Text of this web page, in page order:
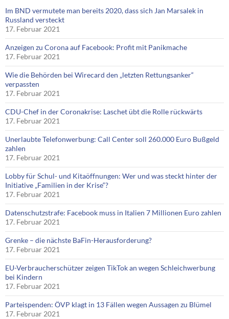
Im BND vermutete man bereits 2020, dass sich Jan Marsalek in
Russland versteckt
17. Februar 2021
Anzeigen zu Corona auf Facebook: Profit mit Panikmache
17. Februar 2021
Wie die Behörden bei Wirecard den „letzten Rettungsanker“
verpassten
17. Februar 2021
CDU-Chef in der Coronakrise: Laschet übt die Rolle rückwärts
17. Februar 2021
Unerlaubte Telefonwerbung: Call Center soll 260.000 Euro Bußgeld
zahlen
17. Februar 2021
Lobby für Schul- und Kitaöffnungen: Wer und was steckt hinter der
Initiative „Familien in der Krise“?
17. Februar 2021
Datenschutzstrafe: Facebook muss in Italien 7 Millionen Euro zahlen
17. Februar 2021
Grenke – die nächste BaFin-Herausforderung?
17. Februar 2021
EU-Verbraucherschützer zeigen TikTok an wegen Schleichwerbung
bei Kindern
17. Februar 2021
Parteispenden: ÖVP klagt in 13 Fällen wegen Aussagen zu Blümel
17. Februar 2021